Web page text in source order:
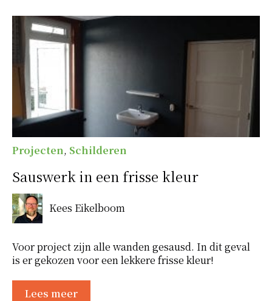
Projecten, Schilderen
Sauswerk in een frisse kleur
Kees Eikelboom
Voor project zijn alle wanden gesausd. In dit geval
is er gekozen voor een lekkere frisse kleur!
Lees meer